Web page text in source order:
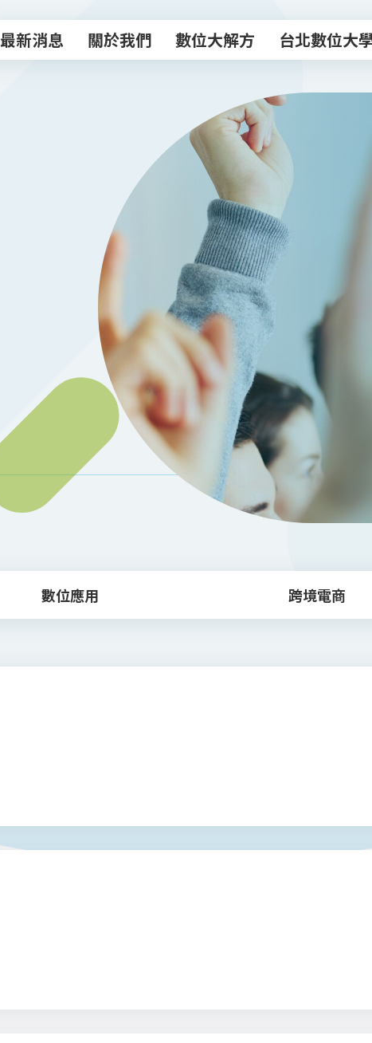
最新消息
關於我們
數位大解方
數位轉型諮商室
專業顧問團
數位補給站
台北數位大
數位創新工
數位應用 跨境電商